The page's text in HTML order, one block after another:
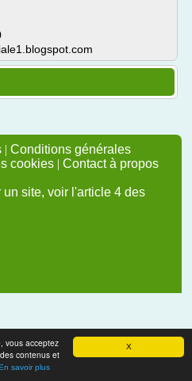
X
vous acceptez
contenus et
savoir plus
| Conditions générales
cookies | Contact à propos
site, voir l'article 4 des